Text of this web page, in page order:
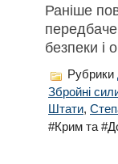
Раніше
безпеки і
Рубрики
Збройні
Штати,
#Крим та